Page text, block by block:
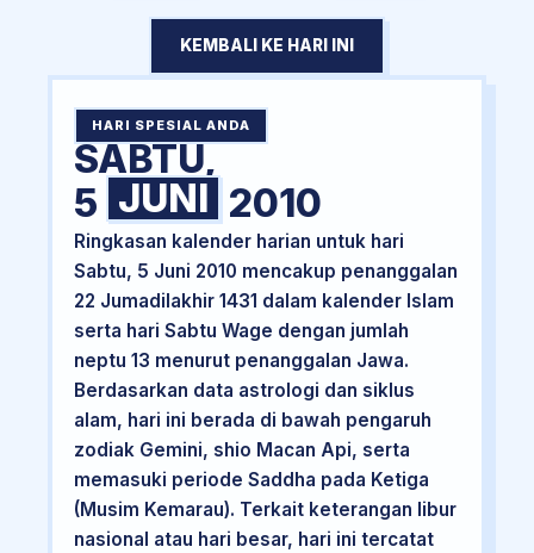
KEMBALI KE HARI INI
HARI SPESIAL ANDA
SABTU,
5 JUNI 2010
Ringkasan kalender harian untuk hari
Sabtu, 5 Juni 2010 mencakup penanggalan
22 Jumadilakhir 1431 dalam kalender Islam
serta hari Sabtu Wage dengan jumlah
neptu 13 menurut penanggalan Jawa.
Berdasarkan data astrologi dan siklus
alam, hari ini berada di bawah pengaruh
zodiak Gemini, shio Macan Api, serta
memasuki periode Saddha pada Ketiga
(Musim Kemarau). Terkait keterangan libur
nasional atau hari besar, hari ini tercatat